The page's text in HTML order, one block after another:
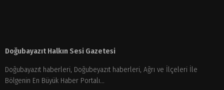
Doğubayazıt Halkın Sesi Gazetesi
Doğubayazıt haberleri, Doğubeyazıt haberleri, Ağrı ve İlçeleri İle
Bölgenin En Büyük Haber Portalı...